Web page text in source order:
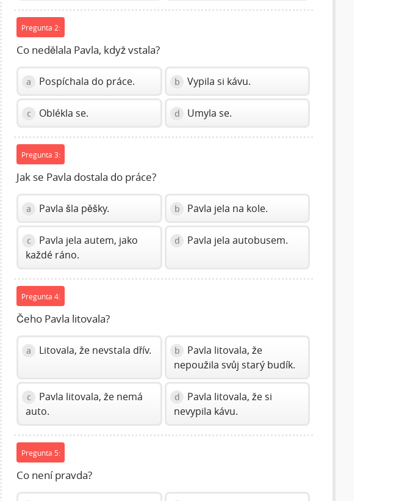
Pregunta 2:
Co nedělala Pavla, když vstala?
a Pospíchala do práce. b Vypila si kávu.
c Oblékla se. d Umyla se.
Pregunta 3:
Jak se Pavla dostala do práce?
a Pavla šla pěšky. b Pavla jela na kole.
c
Pavla jela autem, jako
každé ráno.
d Pavla jela autobusem.
Pregunta 4:
Čeho Pavla litovala?
a Litovala, že nevstala dřív. b
Pavla litovala, že
nepoužila svůj starý budík.
c
Pavla litovala, že nemá
auto.
d
Pavla litovala, že si
nevypila kávu.
Pregunta 5:
Co není pravda?